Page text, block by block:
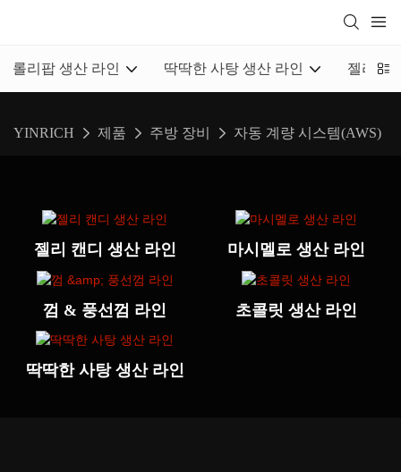
롤리팝 생산 라인 딱딱한 사탕 생산 라인 젤리 캔
YINRICH 제품 주방 장비 자동 계량 시스템(AWS)
젤리 캔디 생산 라인 마시멜로 생산 라인
껌 & 풍선껌 라인 초콜릿 생산 라인
딱딱한 사탕 생산 라인